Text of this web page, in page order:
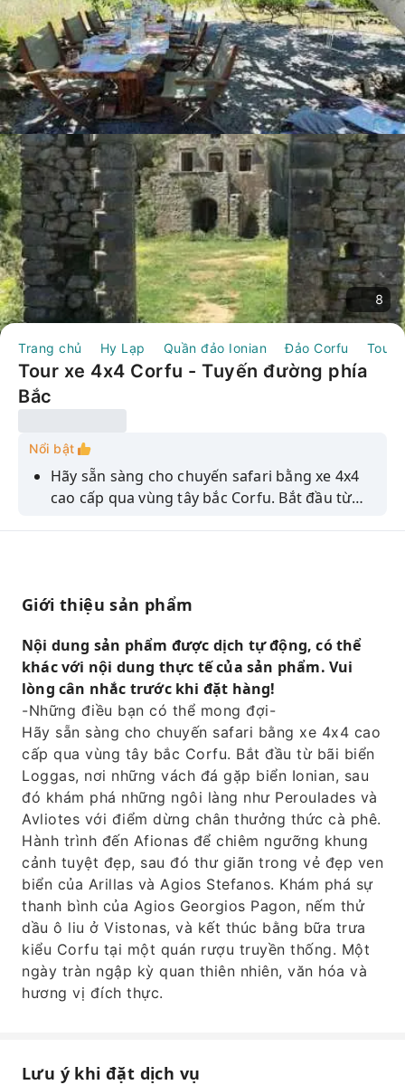
8
Trang chủ Hy Lạp Quần đảo Ionian Đảo Corfu Tour
Tour xe 4x4 Corfu - Tuyến đường phía
Bắc
Nổi bật
Hãy sẵn sàng cho chuyến safari bằng xe 4x4
cao cấp qua vùng tây bắc Corfu. Bắt đầu từ
Afionas để chiêm ngưỡng khung cảnh tuyệt
của Arillas và Agios Stefanos. Khám phá sự
thanh bình của Agios Georgios Pagon, nếm
thử dầu ô liu ở Vistonas, và kết thúc bằng bữa
trưa kiểu Corfu tại một quán rượu truyền
thống. Một ngày tràn ngập kỳ quan thiên
nhiên, văn hóa và hương vị đích thực.
Giới thiệu sản phẩm
Nội dung sản phẩm được dịch tự động, có thể
khác với nội dung thực tế của sản phẩm. Vui
lòng cân nhắc trước khi đặt hàng!
-Những điều bạn có thể mong đợi-
Hãy sẵn sàng cho chuyến safari bằng xe 4x4 cao
cấp qua vùng tây bắc Corfu. Bắt đầu từ bãi biển
Loggas, nơi những vách đá gặp biển Ionian, sau
đó khám phá những ngôi làng như Peroulades và
Avliotes với điểm dừng chân thưởng thức cà phê.
Hành trình đến Afionas để chiêm ngưỡng khung
cảnh tuyệt đẹp, sau đó thư giãn trong vẻ đẹp ven
biển của Arillas và Agios Stefanos. Khám phá sự
thanh bình của Agios Georgios Pagon, nếm thử
dầu ô liu ở Vistonas, và kết thúc bằng bữa trưa
kiểu Corfu tại một quán rượu truyền thống. Một
ngày tràn ngập kỳ quan thiên nhiên, văn hóa và
hương vị đích thực.
Lưu ý khi đặt dịch vụ